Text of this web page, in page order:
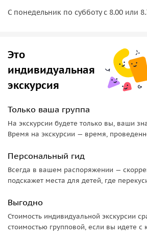
С понедельник по субботу с 8.00 или
Это
индивидуальная
экскурсия
Только ваша группа
На экскурсии будете только вы, ваши
Время на экскурсии — время,
Персональный гид
Всегда в вашем распоряжении —
подскажет места для детей, где
Выгодно
Стоимость индивидуальной экскурсии
стоимостью групповой, если вы идете с